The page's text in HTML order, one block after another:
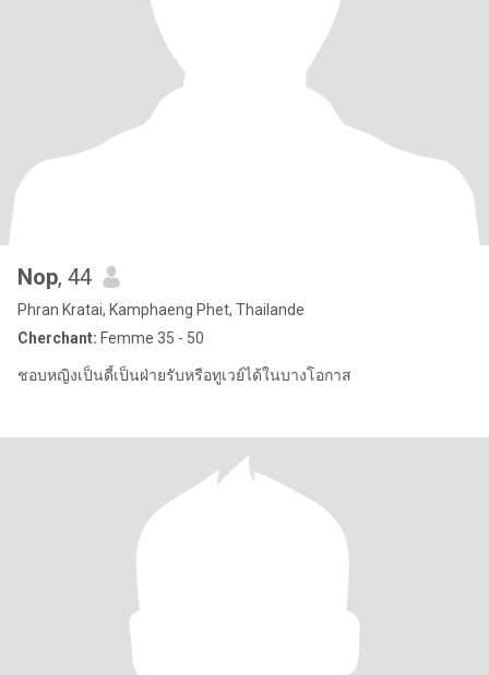
Nop, 44
Phran Kratai, Kamphaeng Phet, Thailande
Cherchant: Femme 35 - 50
ชอบหญิงเป็นดี้เป็นฝ่ายรับหรือทูเวย์ได้ในบางโอกาส